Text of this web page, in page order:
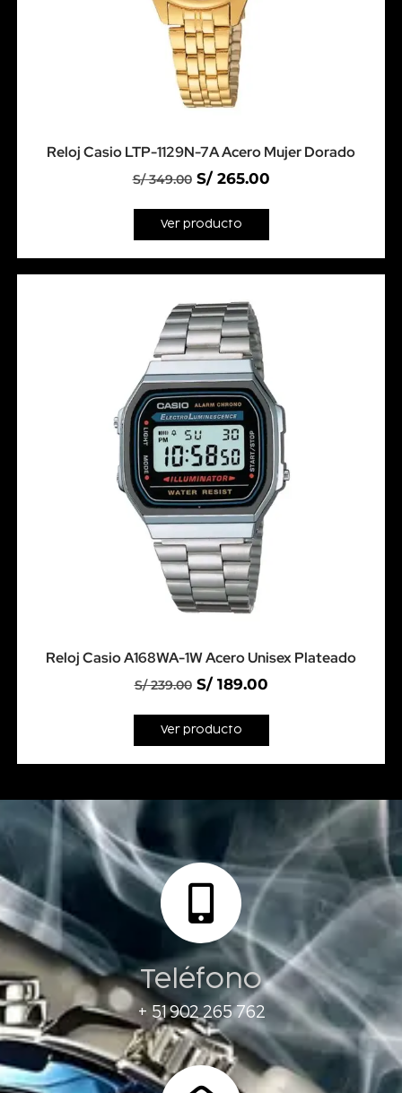
Reloj Casio LTP-1129N-7A Acero Mujer Dorado
S/349.00 S/265.00
Ver producto
Reloj Casio A168WA-1W Acero Unisex Plateado
S/239.00 S/189.00
Ver producto
Teléfono
+ 51 902 265 762